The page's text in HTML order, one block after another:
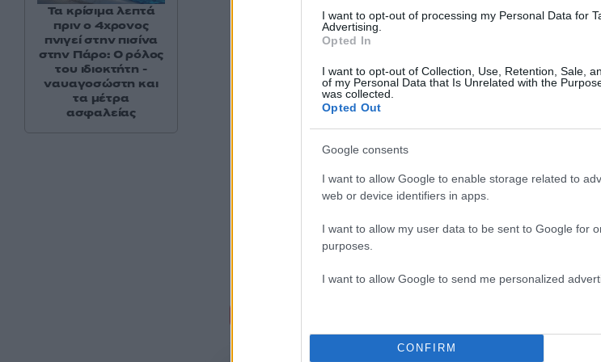
I want to opt-out of processing my Personal Data for
Advertising.
Opted In
I want to opt-out of Collection, Use, Retention, Sale,
of my Personal Data that Is Unrelated with the
was collected.
Opted Out
Google consents
I want to allow Google to enable storage related to
web or device identifiers in apps.
I want to allow my user data to be sent to Google for
purposes.
I want to allow Google to send me personalized
CONFIRM
ΔΙΑΦΗΜΙΣΗ
Τα κρίσιμα λεπτά
πριν ο 4χρονος
πνιγεί στην πισίνα
στην Πάρο: Ο ρόλος
του ιδιοκτήτη -
ναυαγοσώστη και
τα μέτρα
ασφαλείας